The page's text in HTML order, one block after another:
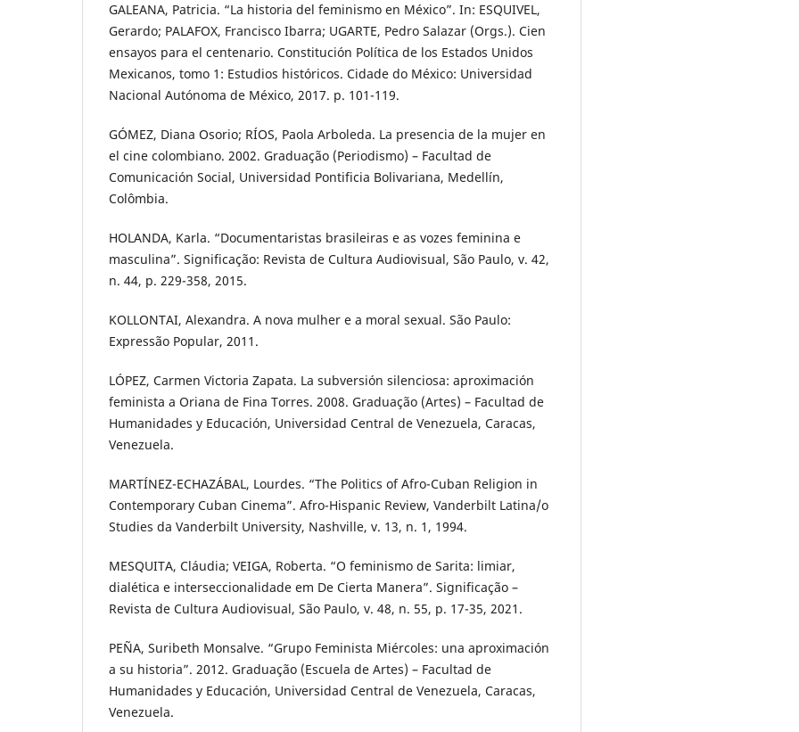
GALEANA, Patricia. “La historia del feminismo en México”. In: ESQUIVEL,
Gerardo; PALAFOX, Francisco Ibarra; UGARTE, Pedro Salazar (Orgs.). Cien
ensayos para el centenario. Constitución Política de los Estados Unidos
Mexicanos, tomo 1: Estudios históricos. Cidade do México: Universidad
Nacional Autónoma de México, 2017. p. 101-119.
GÓMEZ, Diana Osorio; RÍOS, Paola Arboleda. La presencia de la mujer en
el cine colombiano. 2002. Graduação (Periodismo) – Facultad de
Comunicación Social, Universidad Pontificia Bolivariana, Medellín,
Colômbia.
HOLANDA, Karla. “Documentaristas brasileiras e as vozes feminina e
masculina”. Significação: Revista de Cultura Audiovisual, São Paulo, v. 42,
n. 44, p. 229-358, 2015.
KOLLONTAI, Alexandra. A nova mulher e a moral sexual. São Paulo:
Expressão Popular, 2011.
LÓPEZ, Carmen Victoria Zapata. La subversión silenciosa: aproximación
feminista a Oriana de Fina Torres. 2008. Graduação (Artes) – Facultad de
Humanidades y Educación, Universidad Central de Venezuela, Caracas,
Venezuela.
MARTÍNEZ-ECHAZÁBAL, Lourdes. “The Politics of Afro-Cuban Religion in
Contemporary Cuban Cinema”. Afro-Hispanic Review, Vanderbilt Latina/o
Studies da Vanderbilt University, Nashville, v. 13, n. 1, 1994.
MESQUITA, Cláudia; VEIGA, Roberta. “O feminismo de Sarita: limiar,
dialética e interseccionalidade em De Cierta Manera”. Significação –
Revista de Cultura Audiovisual, São Paulo, v. 48, n. 55, p. 17-35, 2021.
PEÑA, Suribeth Monsalve. “Grupo Feminista Miércoles: una aproximación
a su historia”. 2012. Graduação (Escuela de Artes) – Facultad de
Humanidades y Educación, Universidad Central de Venezuela, Caracas,
Venezuela.